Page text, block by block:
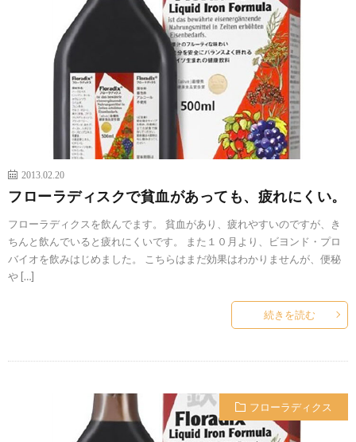
2013.02.20
フローラディスクで貧血があっても、疲れにくい。
フローラディクスを飲んでます。 貧血があり、疲れやすいのですが、き
ちんと飲んでいると疲れにくいです。 また１０月より、ビヨンド・プロ
バイオを飲みはじめました。 こちらはまだ効果はわかりませんが、便秘
や […]
続きを読む
フローラディクス